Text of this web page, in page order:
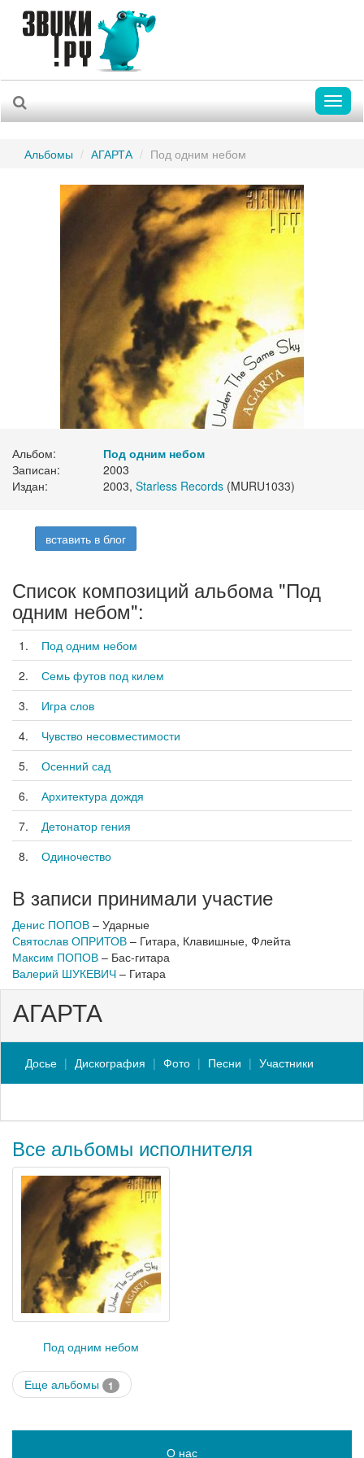
Альбомы АГАРТА Под одним небом
Альбом:
Под одним небом
Записан:
2003
Издан:
2003, Starless Records (MURU1033)
вставить в блог
Список композиций альбома "Под
одним небом":
1.
Под одним небом
2.
Семь футов под килем
3.
Игра слов
4.
Чувство несовместимости
5.
Осенний сад
6.
Архитектура дождя
7.
Детонатор гения
8.
Одиночество
В записи принимали участие
Денис ПОПОВ – Ударные
Святослав ОПРИТОВ – Гитара, Клавишные, Флейта
Максим ПОПОВ – Бас-гитара
Валерий ШУКЕВИЧ – Гитара
АГАРТА
Досье Дискография Фото Песни Участники
Все альбомы исполнителя
Под одним небом
Еще альбомы 1
О нас